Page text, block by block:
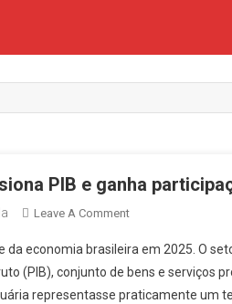
PIB e ganha
Leave A CommentOn
Cresce
11,7%,
Impulsiona
economia brasileira em 2025. O
(PIB), conjunto de bens e serviços
representasse praticamente um